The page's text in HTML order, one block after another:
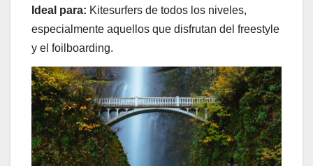
Ideal para: Kitesurfers de todos los niveles,
especialmente aquellos que disfrutan del freestyle
y el foilboarding.